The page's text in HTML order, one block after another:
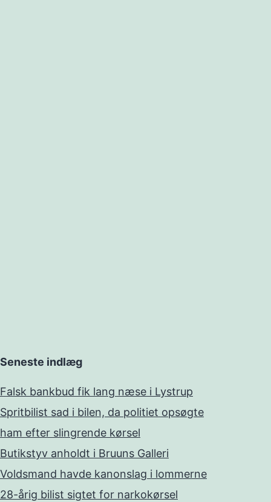
Seneste indlæg
Falsk bankbud fik lang næse i Lystrup
Spritbilist sad i bilen, da politiet opsøgte
ham efter slingrende kørsel
Butikstyv anholdt i Bruuns Galleri
Voldsmand havde kanonslag i lommerne
28-årig bilist sigtet for narkokørsel